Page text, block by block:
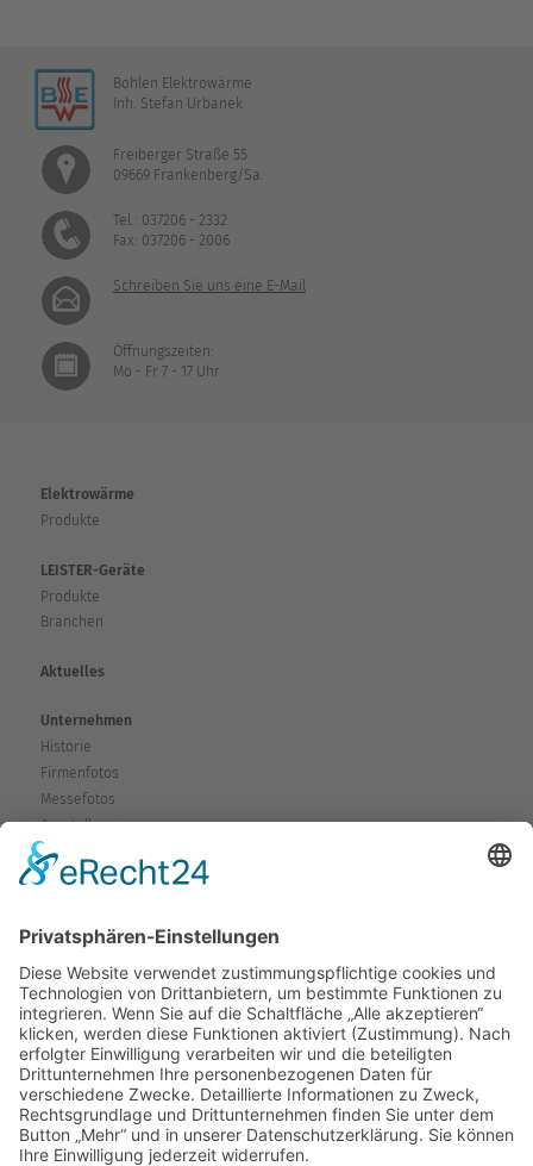
Bohlen Elektrowärme
Inh. Stefan Urbanek
Freiberger Straße 55
09669 Frankenberg/Sa.
Tel.: 037206 - 2332
Fax: 037206 - 2006
Schreiben Sie uns eine E-Mail
Öffnungszeiten:
Mo - Fr 7 - 17 Uhr
Elektrowärme
Produkte
LEISTER-Geräte
Produkte
Branchen
Aktuelles
Unternehmen
Historie
Firmenfotos
Messefotos
Ausstellung
Service
Garantie & Gewährleistung
Mieten-Testen-Kaufen
Reparaturen
Sicherheitshinweise
Versand
Kontakt
Karte
Anfahrtsplan
Wegbeschreibung